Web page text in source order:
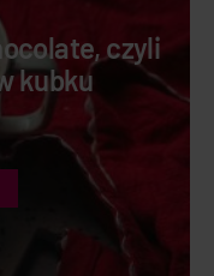
czyli
kubku